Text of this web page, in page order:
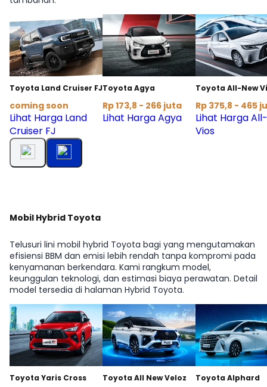
Toyota Land Cruiser FJ
coming soon
Lihat Harga Land
Cruiser FJ
Toyota Agya
Rp 173,8 - 266 juta
Lihat Harga Agya
Toyota All-New
Rp 375,8 - 465
Lihat Harga
Vios
Mobil Hybrid Toyota
Telusuri lini mobil hybrid Toyota bagi yang mengutamakan
efisiensi BBM dan emisi lebih rendah tanpa kompromi pada
kenyamanan berkendara. Kami rangkum model,
keunggulan teknologi, dan estimasi biaya perawatan. Detail
model tersedia di halaman Hybrid Toyota.
Toyota Yaris Cross Toyota All New Veloz Toyota Alphard